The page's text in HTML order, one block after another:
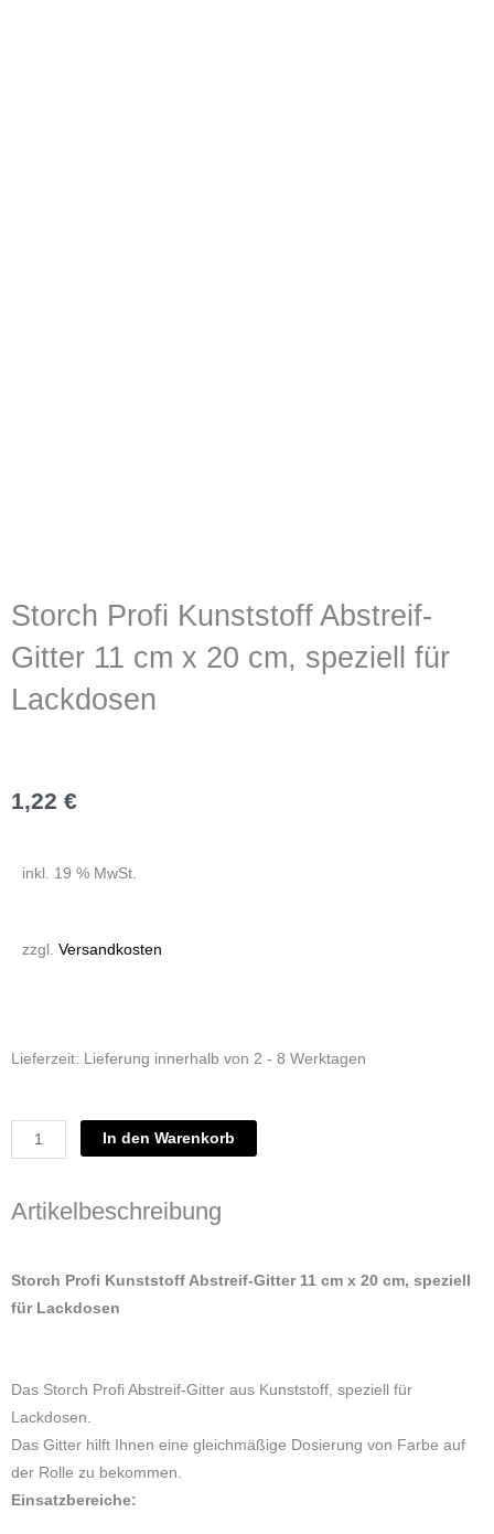
Storch Profi Kunststoff Abstreif-
Gitter 11 cm x 20 cm, speziell für
Lackdosen
1,22 €
inkl. 19 % MwSt.
zzgl. Versandkosten
Lieferzeit: Lieferung innerhalb von 2 - 8 Werktagen
Storch
Profi
Abstreif-
11
cm
cm,
speziell
für
Lackdosen
Menge
In den Warenkorb
Artikelbeschreibung
Storch Profi Kunststoff Abstreif-Gitter 11 cm x 20 cm, speziell
für Lackdosen
Das Storch Profi Abstreif-Gitter aus Kunststoff, speziell für
Lackdosen.
Das Gitter hilft Ihnen eine gleichmäßige Dosierung von Farbe auf
der Rolle zu bekommen.
Einsatzbereiche: